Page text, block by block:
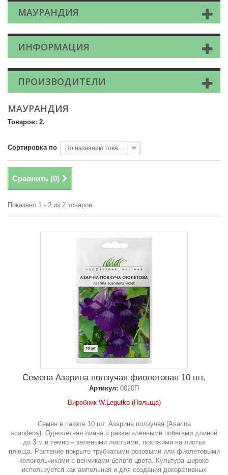
МАУРАНДИЯ
ИНФОРМАЦИЯ
ПРОИЗВОДИТЕЛИ
МАУРАНДИЯ
Товаров: 2.
Сортировка по По названию товара, от А до Я
Сравнить (0)
Показано 1 - 2 из 2 товаров
Семена Азарина ползучая фиолетовая 10 шт.
Артикул: 0020П
Виробник W.Legutko (Польща)
Семян в пакете 10 шт. Азарина ползучая (Asarina
scandens). Однолетняя лиана с разветвленными побегами длиной
до 3 м и темно – зелеными листьями, похожими на листья
плюща. Растение покрыто трубчатыми розовыми или фиолетовыми
колокольчиками с венчиками белого цвета. Культура широко
используется как ампельная и для создания декоративных